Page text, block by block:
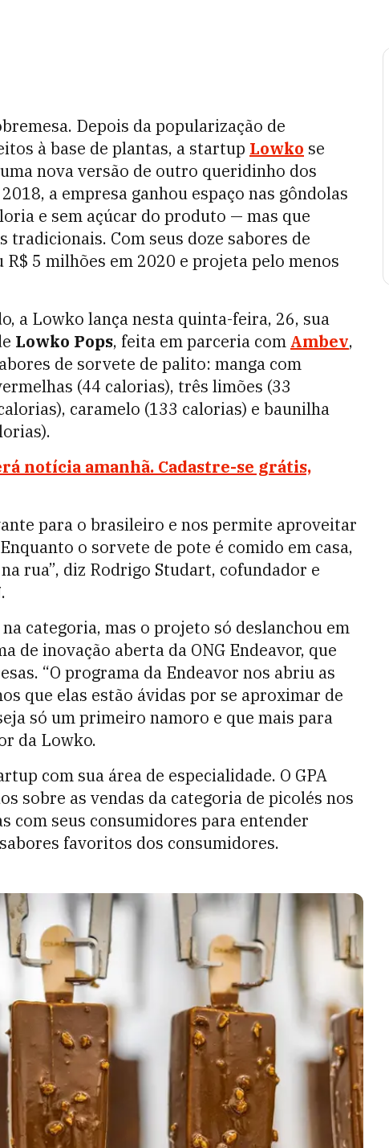
Depois da popularização de
à base de plantas, a startup Lowko se
nova versão de outro queridinho dos
a empresa ganhou espaço nas gôndolas
e sem açúcar do produto — mas que
Com seus doze sabores de
R$ 5 milhões em 2020 e projeta pelo menos
a Lowko lança nesta quinta-feira, 26, sua
Lowko Pops, feita em parceria com Ambev,
de sorvete de palito: manga com
(44 calorias), três limões (33
caramelo (133 calorias) e baunilha
notícia amanhã. Cadastre-se grátis,
para o brasileiro e nos permite aproveitar
o sorvete de pote é comido em casa,
rua”, diz Rodrigo Studart, cofundador e
.
categoria, mas o projeto só deslanchou em
de inovação aberta da ONG Endeavor, que
“O programa da Endeavor nos abriu as
que elas estão ávidas por se aproximar de
só um primeiro namoro e que mais para
da Lowko.
com sua área de especialidade. O GPA
sobre as vendas da categoria de picolés nos
com seus consumidores para entender
favoritos dos consumidores.